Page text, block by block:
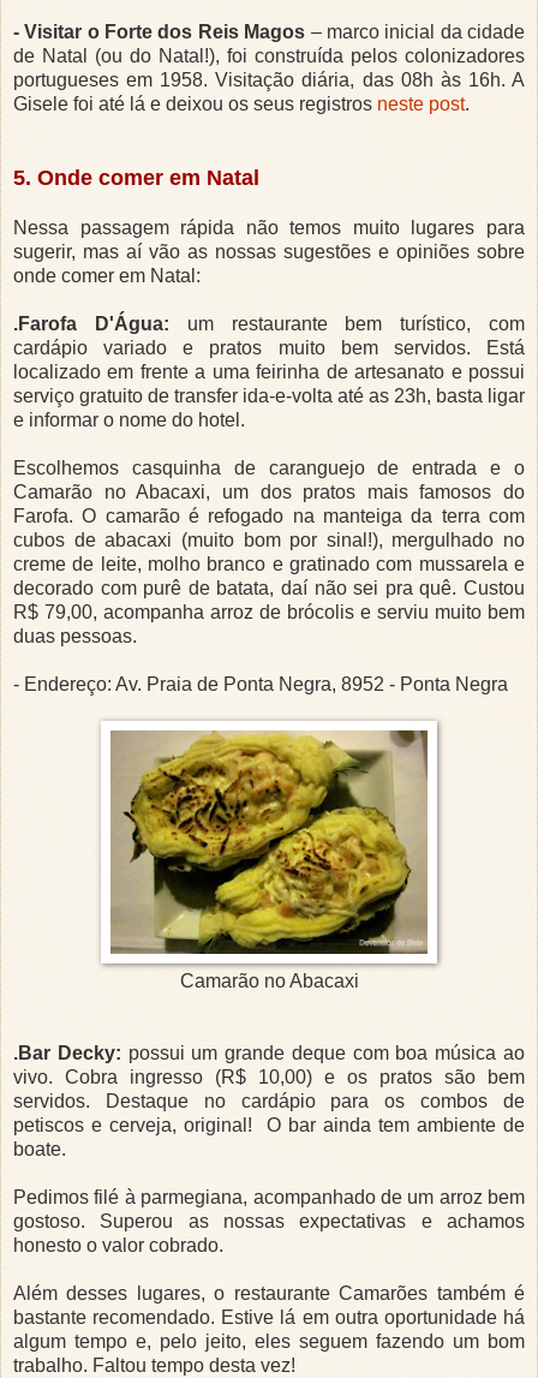
- Visitar o Forte dos Reis Magos – marco inicial da cidade
de Natal (ou do Natal!), foi construída pelos colonizadores
portugueses em 1958. Visitação diária, das 08h às 16h. A
Gisele foi até lá e deixou os seus registros neste post.
5. Onde comer em Natal
Nessa passagem rápida não temos muito lugares para
sugerir, mas aí vão as nossas sugestões e opiniões sobre
onde comer em Natal:
.Farofa D'Água: um restaurante bem turístico, com
cardápio variado e pratos muito bem servidos. Está
localizado em frente a uma feirinha de artesanato e possui
serviço gratuito de transfer ida-e-volta até as 23h, basta ligar
e informar o nome do hotel.
Escolhemos casquinha de caranguejo de entrada e o
Camarão no Abacaxi, um dos pratos mais famosos do
Farofa. O camarão é refogado na manteiga da terra com
cubos de abacaxi (muito bom por sinal!), mergulhado no
creme de leite, molho branco e gratinado com mussarela e
decorado com purê de batata, daí não sei pra quê. Custou
R$ 79,00, acompanha arroz de brócolis e serviu muito bem
duas pessoas.
- Endereço: Av. Praia de Ponta Negra, 8952 - Ponta Negra
Camarão no Abacaxi
.Bar Decky: possui um grande deque com boa música ao
vivo. Cobra ingresso (R$ 10,00) e os pratos são bem
servidos. Destaque no cardápio para os combos de
petiscos e cerveja, original! O bar ainda tem ambiente de
boate.
Pedimos filé à parmegiana, acompanhado de um arroz bem
gostoso. Superou as nossas expectativas e achamos
honesto o valor cobrado.
Além desses lugares, o restaurante Camarões também é
bastante recomendado. Estive lá em outra oportunidade há
algum tempo e, pelo jeito, eles seguem fazendo um bom
trabalho. Faltou tempo desta vez!